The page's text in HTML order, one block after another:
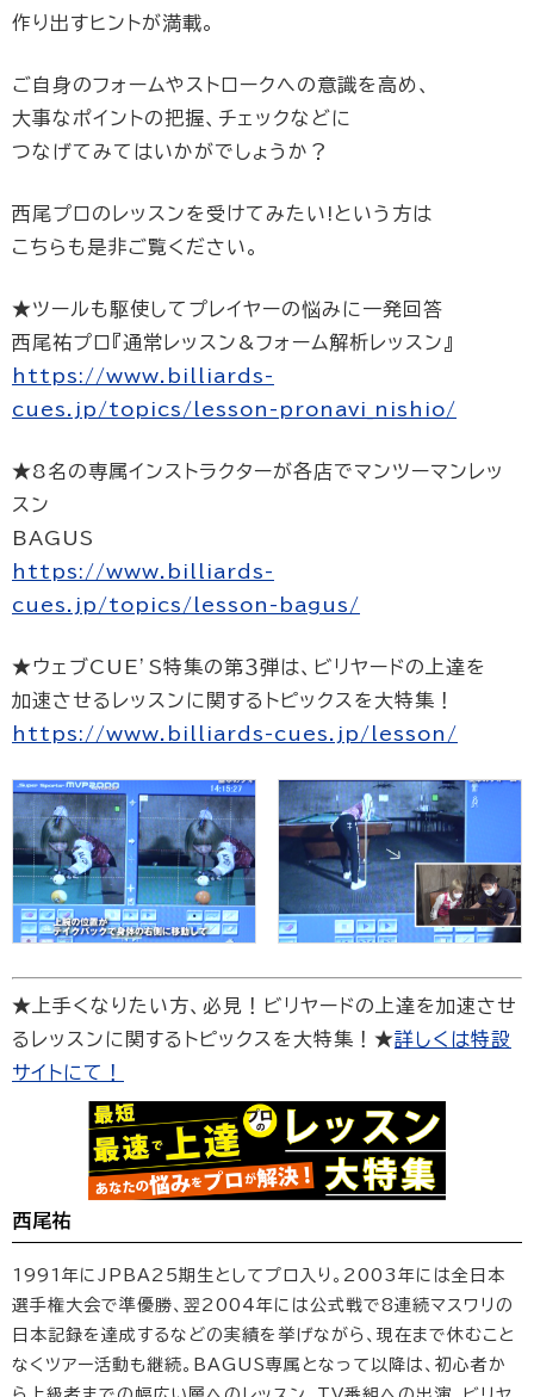
作り出すヒントが満載。
ご自身のフォームやストロークへの意識を高め、
大事なポイントの把握、チェックなどに
つなげてみてはいかがでしょうか？
西尾プロのレッスンを受けてみたい!という方は
こちらも是非ご覧ください。
★ツールも駆使してプレイヤーの悩みに一発回答
西尾祐プロ『通常レッスン&フォーム解析レッスン』
https://www.billiards-
cues.jp/topics/lesson-pronavi_nishio/
★8名の専属インストラクターが各店でマンツーマンレッ
スン
BAGUS
https://www.billiards-
cues.jp/topics/lesson-bagus/
★ウェブCUE’S特集の第３弾は、ビリヤードの上達を
加速させるレッスンに関するトピックスを大特集！
https://www.billiards-cues.jp/lesson/
★上手くなりたい方、必見！ビリヤードの上達を加速させ
るレッスンに関するトピックスを大特集！★詳しくは特設
サイトにて！
西尾祐
1991年にJPBA25期生としてプロ入り。2003年には全日本
選手権大会で準優勝、翌2004年には公式戦で8連続マスワリの
日本記録を達成するなどの実績を挙げながら、現在まで休むこと
なくツアー活動も継続。BAGUS専属となって以降は、初心者か